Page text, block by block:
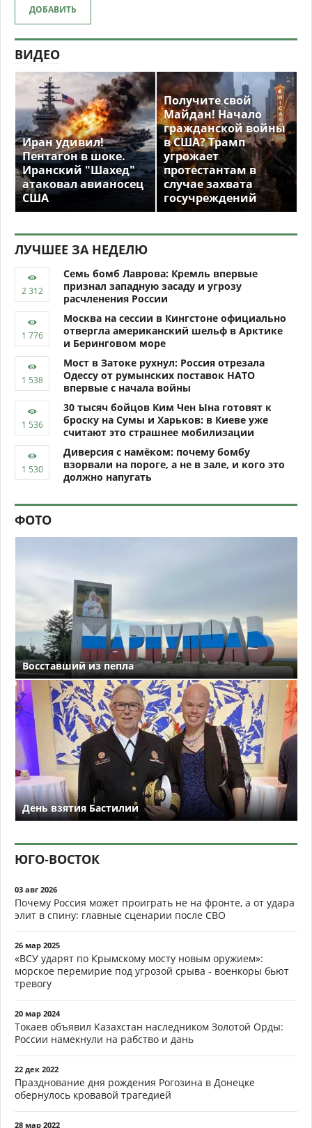
ДОБАВИТЬ
ВИДЕО
Иран удивил!
Пентагон в шоке.
Иранский "Шахед"
атаковал авианосец
США
Получите свой
Майдан! Начало
гражданской войны
в США? Трамп
угрожает
протестантам в
случае захвата
госучреждений
ЛУЧШЕЕ ЗА НЕДЕЛЮ
Семь бомб Лаврова: Кремль впервые
признал западную засаду и угрозу
расчленения России
Москва на сессии в Кингстоне официально
отвергла американский шельф в Арктике
и Беринговом море
Мост в Затоке рухнул: Россия отрезала
Одессу от румынских поставок НАТО
впервые с начала войны
30 тысяч бойцов Ким Чен Ына готовят к
броску на Сумы и Харьков: в Киеве уже
считают это страшнее мобилизации
Диверсия с намёком: почему бомбу
взорвали на пороге, а не в зале, и кого это
должно напугать
ФОТО
Восставший из пепла
День взятия Бастилии
ЮГО-ВОСТОК
03 авг 2026
Почему Россия может проиграть не на фронте, а от удара
элит в спину: главные сценарии после СВО
26 мар 2025
«ВСУ ударят по Крымскому мосту новым оружием»:
морское перемирие под угрозой срыва - военкоры бьют
тревогу
20 мар 2024
Токаев объявил Казахстан наследником Золотой Орды:
России намекнули на рабство и дань
22 дек 2022
Празднование дня рождения Рогозина в Донецке
обернулось кровавой трагедией
28 мар 2022